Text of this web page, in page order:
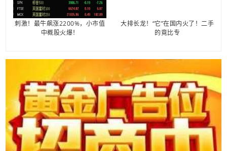
刺激！最牛飙涨2200%，小市值
中概股火爆！
大排长龙！“它”在国内火了！二手
的竟比专